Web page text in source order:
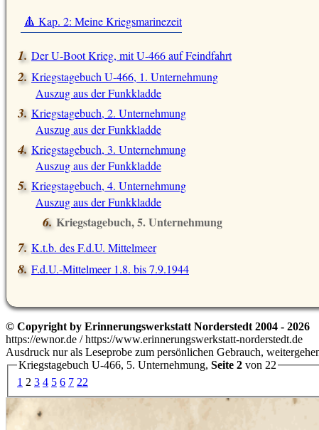
🔺 Kap. 2: Meine Kriegsmarinezeit
Der U-Boot Krieg, mit U-466 auf Feindfahrt
Kriegstagebuch U-466, 1. Unternehmung
Auszug aus der Funkkladde
Kriegstagebuch, 2. Unternehmung
Auszug aus der Funkkladde
Kriegstagebuch, 3. Unternehmung
Auszug aus der Funkkladde
Kriegstagebuch, 4. Unternehmung
Auszug aus der Funkkladde
Kriegstagebuch, 5. Unternehmung
K.t.b. des F.d.U. Mittelmeer
F.d.U.-Mittelmeer 1.8. bis 7.9.1944
© Copyright by Erinnerungswerkstatt Norderstedt 2004 - 2026
https://ewnor.de / https://www.erinnerungswerkstatt-norderstedt.de
Ausdruck nur als Leseprobe zum persönlichen Gebrauch,
Kriegstagebuch U-466, 5. Unternehmung, Seite 2 von 22
1 2 3 4 5 6 7 22